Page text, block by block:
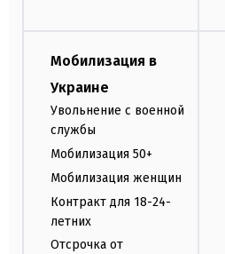
Мобилизация в
Украине
Увольнение с военной
службы
Мобилизация 50+
Мобилизация женщин
Контракт для 18-24-
летних
Отсрочка от